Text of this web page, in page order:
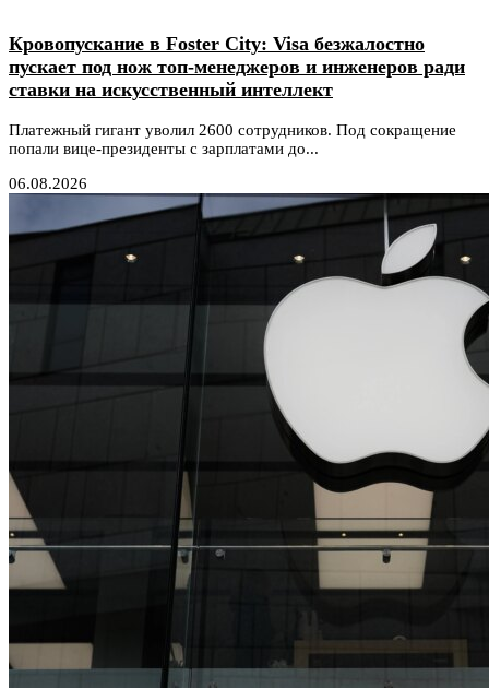
Кровопускание в Foster City: Visa безжалостно
пускает под нож топ-менеджеров и инженеров ради
ставки на искусственный интеллект
Платежный гигант уволил 2600 сотрудников. Под сокращение
попали вице-президенты с зарплатами до...
06.08.2026